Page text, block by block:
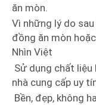
ăn mòn.
Vì những lý do
đồng ăn mòn
Nhìn Việt
Sử dụng chất
nhà cung cấp uy
Bền, đẹp, không